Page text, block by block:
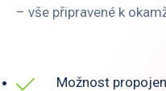
– vše připravené k
Možnost